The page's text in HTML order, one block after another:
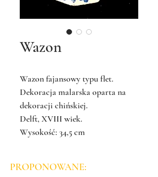
Wazon
Wazon fajansowy typu flet.
Dekoracja malarska oparta na
dekoracji chińskiej.
Delft, XVIII wiek.
Wysokość: 34,5 cm
PROPONOWANE: